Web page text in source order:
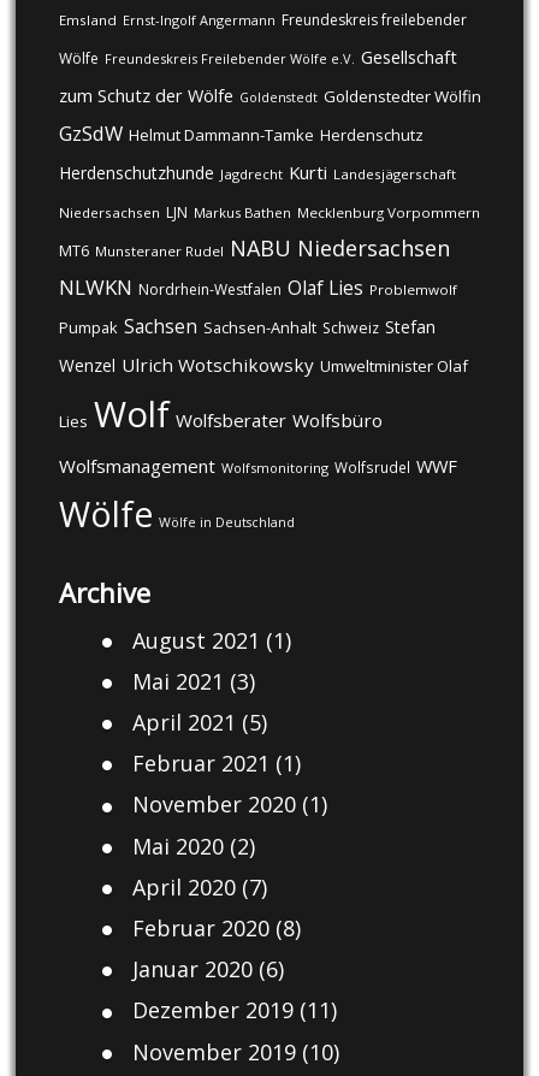
Emsland Ernst-Ingolf Angermann Freundeskreis freilebender
Wölfe Freundeskreis Freilebender Wölfe e.V. Gesellschaft
zum Schutz der Wölfe Goldenstedt Goldenstedter Wölfin
GzSdW Helmut Dammann-Tamke Herdenschutz
Herdenschutzhunde Jagdrecht Kurti Landesjägerschaft
Niedersachsen LJN Markus Bathen Mecklenburg Vorpommern
MT6 Munsteraner Rudel NABU Niedersachsen
NLWKN Nordrhein-Westfalen Olaf Lies Problemwolf
Pumpak Sachsen Sachsen-Anhalt Schweiz Stefan
Wenzel Ulrich Wotschikowsky Umweltminister Olaf
Lies Wolf Wolfsberater Wolfsbüro
Wolfsmanagement Wolfsmonitoring Wolfsrudel WWF
Wölfe Wölfe in Deutschland
Archive
August 2021 (1)
Mai 2021 (3)
April 2021 (5)
Februar 2021 (1)
November 2020(1)
Mai 2020(2)
April 2020(7)
Februar 2020(8)
Januar 2020(6)
Dezember 2019(11)
November 2019(10)